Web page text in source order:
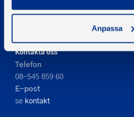
Anpassa
Kontakta oss
Telefon
08-545 859 60
E-post
se kontakt